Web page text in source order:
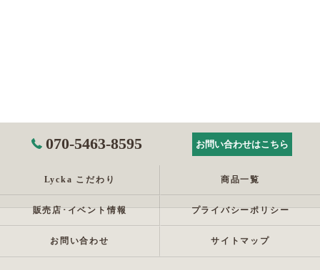
070-5463-8595 お問い合わせはこちら
Lycka こだわり 商品一覧
販売店･イベント情報 プライバシーポリシー
お問い合わせ サイトマップ